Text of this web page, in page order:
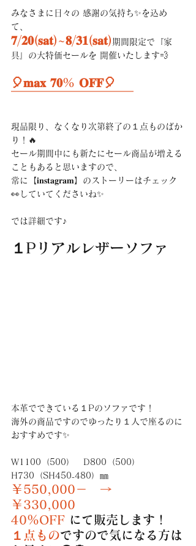
みなさまに日々の 感謝の気持ち✨を込め
て、
𝟕/𝟐𝟎(𝐬𝐚𝐭)~𝟖/𝟑𝟏(𝐬𝐚𝐭) 期間限定で『家
具』の大特価セールを 開催いたします💨
🎈𝐦𝐚𝐱 𝟕𝟎% 𝐎𝐅𝐅🎈
現品限り、なくなり次第終了の１点ものばか
り！🔥
セール期間中にも新たにセール商品が増える
こともあると思いますので、
常に【𝐢𝐧𝐬𝐭𝐚𝐠𝐫𝐚𝐦】のストーリーはチェック
👀していてくださいね✨
では詳細です♪
１Pリアルレザーソファ
本革でできている１Pのソファです！
海外の商品ですのでゆったり１人で座るのに
おすすめです✨
W1100（500）　D800（500）
H730（SH450₋480）㎜
￥550,000－　→
￥330,000
40％OFF にて販売します！
１点ものですので気になる方は